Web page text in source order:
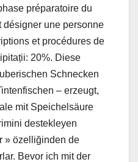
préparatoire du
désigner une personne
et procédures de
20%. Diese
Schnecken
– erzeugt,
mit Speichelsäure
destekleyen
» özelliğinden de
Bevor ich mit der